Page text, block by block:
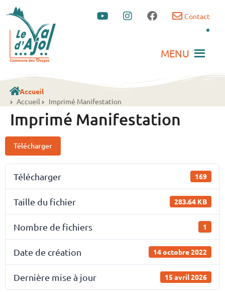
Contact
MENU
Accueil
Accueil
Imprimé Manifestation
Imprimé Manifestation
Télécharger
Télécharger 169
Taille du fichier 283.64 KB
Nombre de fichiers 1
Date de création 14 octobre 2022
Dernière mise à jour 15 avril 2026